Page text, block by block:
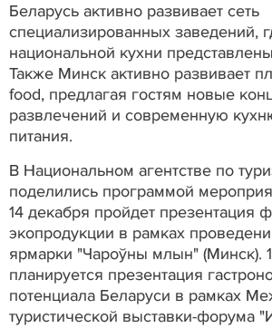
Беларусь активно развивает сеть
специализированных заведений,
национальной кухни
Также Минск активно развивает
food, предлагая гостям новые
развлечений и современную
питания.
В Национальном агентстве по
поделились программой
14 декабря пройдет презентация
экопродукции в рамках
ярмарки "Чароўны млын" (Минск).
планируется презентация
потенциала Беларуси в рамках
туристической выставки-форума